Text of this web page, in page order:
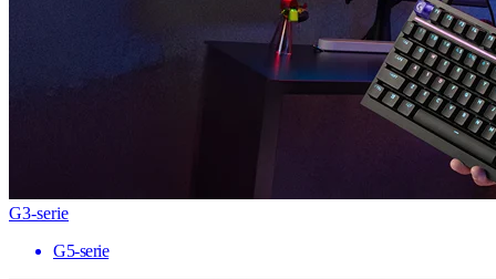
G3-serie
G5-serie